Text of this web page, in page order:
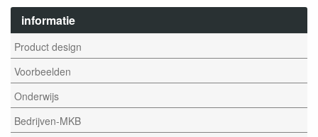
informatie
Product design
Voorbeelden
Onderwijs
Bedrijven-MKB